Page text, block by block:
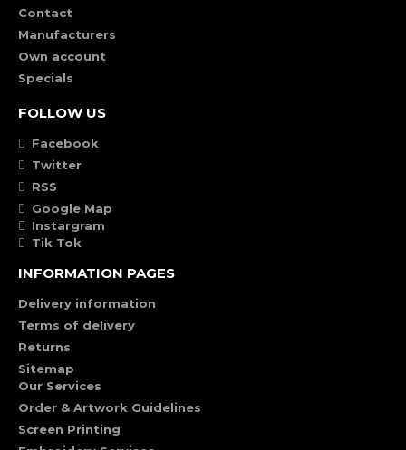
Contact
Manufacturers
Own account
Specials
FOLLOW US
Facebook
Twitter
RSS
Google Map
Instargram
Tik Tok
INFORMATION PAGES
Delivery information
Terms of delivery
Returns
Sitemap
Our Services
Order & Artwork Guidelines
Screen Printing